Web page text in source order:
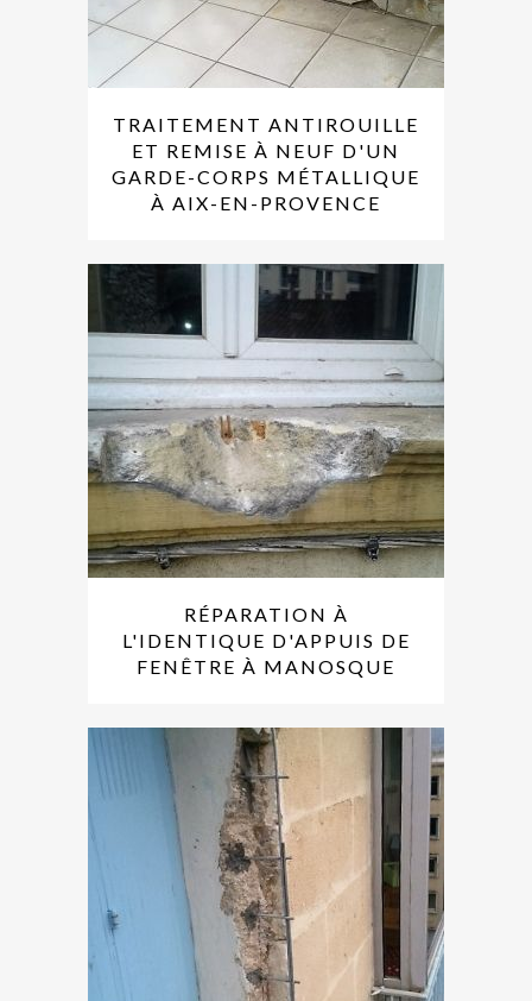
TRAITEMENT ANTIROUILLE
ET REMISE À NEUF D'UN
GARDE-CORPS MÉTALLIQUE
À AIX-EN-PROVENCE
RÉPARATION À
L'IDENTIQUE D'APPUIS DE
FENÊTRE À MANOSQUE